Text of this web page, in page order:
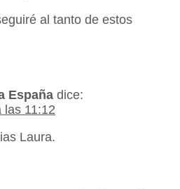
al tanto de estos
España dice:
las 11:12
Laura.